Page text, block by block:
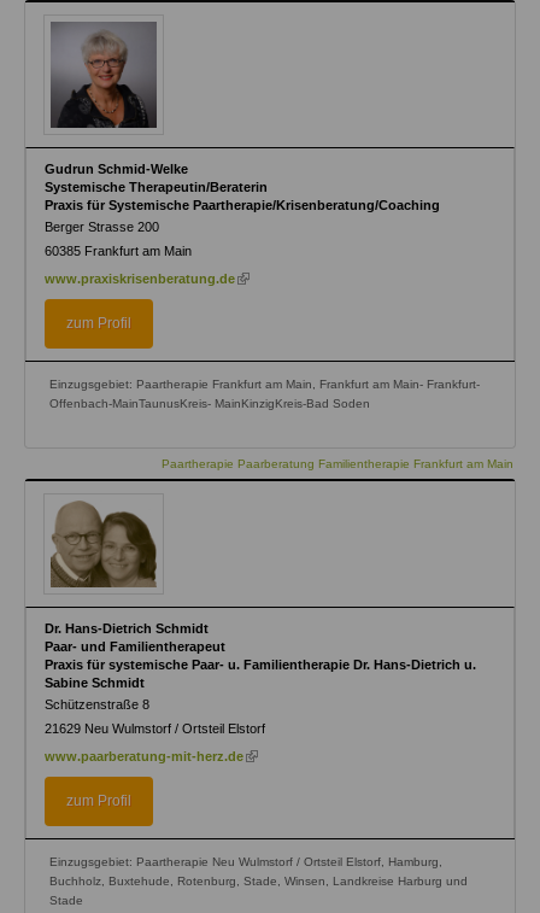
Gudrun Schmid-Welke
Systemische Therapeutin/Beraterin
Praxis für Systemische Paartherapie/Krisenberatung/Coaching
Berger Strasse 200
60385 Frankfurt am Main
www.praxiskrisenberatung.de (link
zum Profil
Einzugsgebiet: Paartherapie Frankfurt am Main, Frankfurt am Main- Frankfurt-
Offenbach-MainTaunusKreis- MainKinzigKreis-Bad Soden
Paartherapie Paarberatung Familientherapie Frankfurt am Main
Dr. Hans-Dietrich Schmidt
Paar- und Familientherapeut
Praxis für systemische Paar- u. Familientherapie Dr. Hans-Dietrich u.
Sabine Schmidt
Schützenstraße 8
21629 Neu Wulmstorf / Ortsteil Elstorf
www.paarberatung-mit-herz.de (link
zum Profil
Einzugsgebiet: Paartherapie Neu Wulmstorf / Ortsteil Elstorf, Hamburg,
Buchholz, Buxtehude, Rotenburg, Stade, Winsen, Landkreise Harburg und
Stade